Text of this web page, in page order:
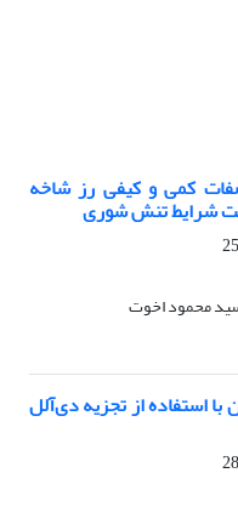
کمی و کیفی رز شاخه
سید محمود اخوت
استفاده از تجزیه دی‌آلل